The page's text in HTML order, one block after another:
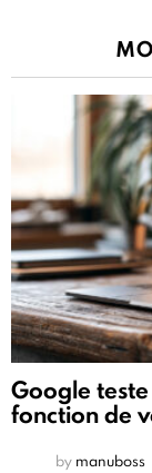
Google
fonction de
by manuboss